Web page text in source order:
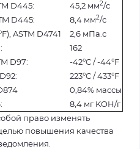
D445: 45,2 мм2/с
D445:
8,4 мм2/с
ASTM D4741
2,6 мПа.с
162
D97:
-42°C / -44°F
223°C / 433°F
0,84% массы
8,4 мг KOH/г
право изменять
повышения качества